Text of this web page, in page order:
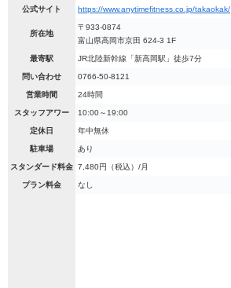
公式サイト https://www.anytimefitness.co.jp/takaokak/
所在地
〒933-0874
富山県高岡市京田 624-3 1F
最寄駅 JR北陸新幹線「新高岡駅」徒歩7分
問い合わせ 0766-50-8121
営業時間 24時間
スタッフアワー 10:00～19:00
定休日 年中無休
駐車場 あり
スタンダード料金 7,480円（税込）/月
プラン料金 なし